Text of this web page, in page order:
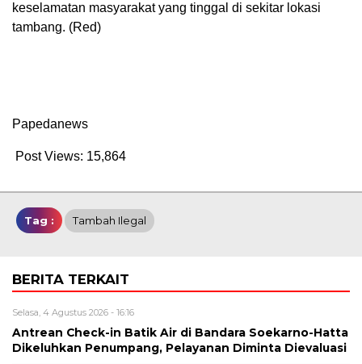
keselamatan masyarakat yang tinggal di sekitar lokasi
tambang. (Red)
Papedanews
Post Views: 15,864
Tag : Tambah Ilegal
BERITA TERKAIT
Selasa, 4 Agustus 2026 - 16:16
Antrean Check-in Batik Air di Bandara Soekarno-Hatta
Dikeluhkan Penumpang, Pelayanan Diminta Dievaluasi